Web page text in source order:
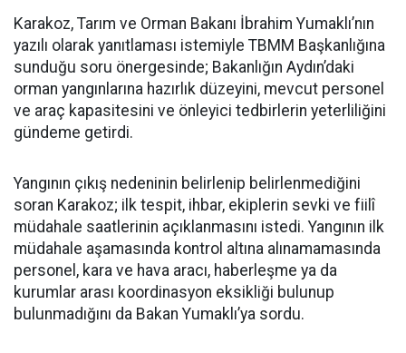
Karakoz, Tarım ve Orman Bakanı İbrahim Yumaklı’nın
yazılı olarak yanıtlaması istemiyle TBMM Başkanlığına
sunduğu soru önergesinde; Bakanlığın Aydın’daki
orman yangınlarına hazırlık düzeyini, mevcut personel
ve araç kapasitesini ve önleyici tedbirlerin yeterliliğini
gündeme getirdi.
Yangının çıkış nedeninin belirlenip belirlenmediğini
soran Karakoz; ilk tespit, ihbar, ekiplerin sevki ve fiilî
müdahale saatlerinin açıklanmasını istedi. Yangının ilk
müdahale aşamasında kontrol altına alınamamasında
personel, kara ve hava aracı, haberleşme ya da
kurumlar arası koordinasyon eksikliği bulunup
bulunmadığını da Bakan Yumaklı’ya sordu.